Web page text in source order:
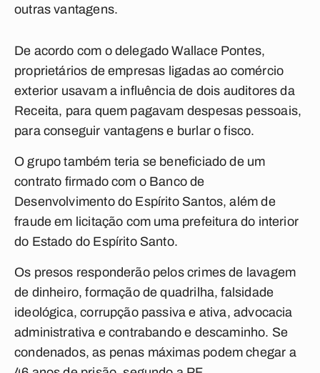
outras vantagens.
De acordo com o delegado Wallace Pontes,
proprietários de empresas ligadas ao comércio
exterior usavam a influência de dois auditores da
Receita, para quem pagavam despesas pessoais,
para conseguir vantagens e burlar o fisco.
O grupo também teria se beneficiado de um
contrato firmado com o Banco de
Desenvolvimento do Espírito Santos, além de
fraude em licitação com uma prefeitura do interior
do Estado do Espírito Santo.
Os presos responderão pelos crimes de lavagem
de dinheiro, formação de quadrilha, falsidade
ideológica, corrupção passiva e ativa, advocacia
administrativa e contrabando e descaminho. Se
condenados, as penas máximas podem chegar a